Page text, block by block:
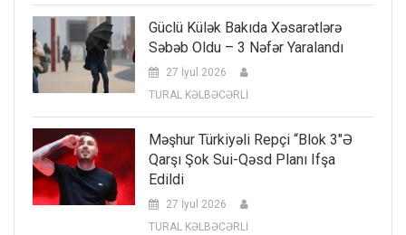
Güclü Külək Bakıda Xəsarətlərə
Səbəb Oldu – 3 Nəfər Yaralandı
27 İyul 2026
TURAL KƏLBƏCƏRLİ
Məşhur Türkiyəli Repçi “Blok 3″ə
Qarşı Şok Sui-Qəsd Planı Ifşa
Edildi
27 İyul 2026
TURAL KƏLBƏCƏRLİ